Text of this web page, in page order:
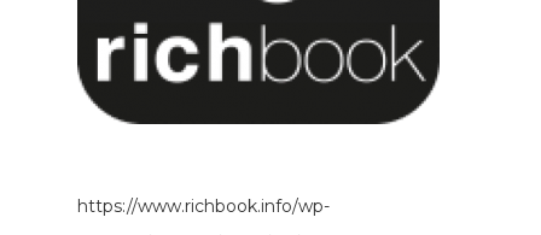
https://www.richbook.info/wp-